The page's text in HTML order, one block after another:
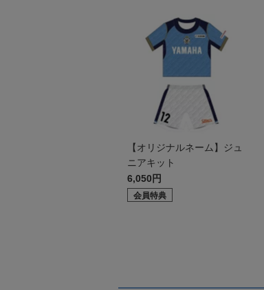
【オリジナルネーム】ジュ
ニアキット
6,050円
会員特典